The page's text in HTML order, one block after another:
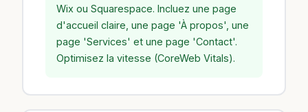
Wix ou Squarespace. Incluez une page
d'accueil claire, une page 'À propos', une
page 'Services' et une page 'Contact'.
Optimisez la vitesse (CoreWeb Vitals).